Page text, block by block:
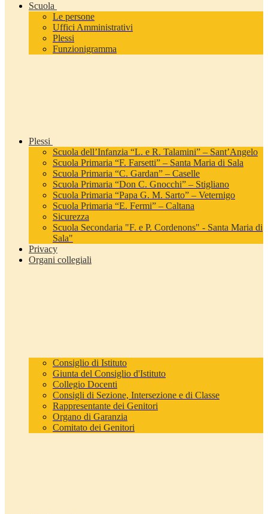
Scuola
Le persone
Uffici Amministrativi
Plessi
Funzionigramma
Plessi
Scuola dell’Infanzia “L. e R. Talamini” – Sant’Angelo
Scuola Primaria “F. Farsetti” – Santa Maria di Sala
Scuola Primaria “C. Gardan” – Caselle
Scuola Primaria “Don C. Gnocchi” – Stigliano
Scuola Primaria “Papa G. M. Sarto” – Veternigo
Scuola Primaria “E. Fermi” – Caltana
Sicurezza
Scuola Secondaria "F. e P. Cordenons" - Santa Maria di
Sala"
Privacy
Organi collegiali
Consiglio di Istituto
Giunta del Consiglio d'Istituto
Collegio Docenti
Consigli di Sezione, Intersezione e di Classe
Rappresentante dei Genitori
Organo di Garanzia
Comitato dei Genitori